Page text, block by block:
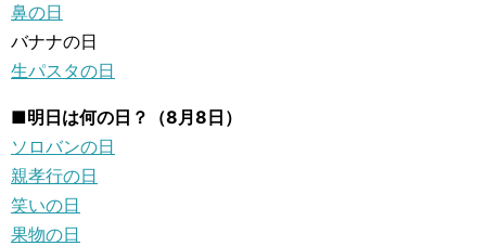
鼻の日
バナナの日
生パスタの日
■明日は何の日？（8月8日）
ソロバンの日
親孝行の日
笑いの日
果物の日